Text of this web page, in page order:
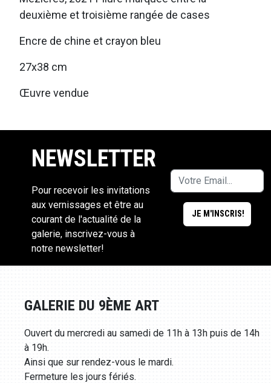
deuxième et troisième rangée de cases
Encre de chine et crayon bleu
27x38 cm
Œuvre vendue
NEWSLETTER
Pour recevoir les invitations
aux vernissages et être au
courant de l'actualité de la
galerie, inscrivez-vous à
notre newsletter!
GALERIE DU 9ÈME ART
Ouvert du mercredi au samedi de 11h à 13h puis de 14h
à 19h.
Ainsi que sur rendez-vous le mardi.
Fermeture les jours fériés.